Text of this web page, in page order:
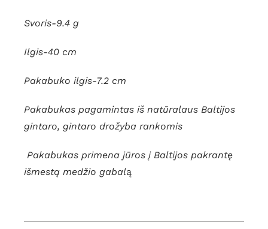
Svoris-9.4 g
Ilgis-40 cm
Pakabuko ilgis-7.2 cm
Pakabukas pagamintas iš natūralaus Baltijos
gintaro, gintaro drožyba rankomis
Pakabukas primena jūros į Baltijos pakrantę
išmestą medžio gabalą